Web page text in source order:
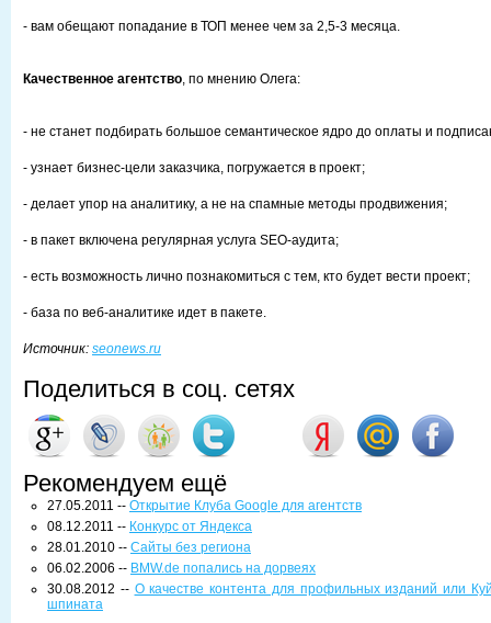
- вам обещают попадание в ТОП менее чем за 2,5-3 месяца.
Качественное агентство, по мнению Олега:
- не станет подбирать большое семантическое ядро до оплаты и
- узнает бизнес-цели заказчика, погружается в проект;
- делает упор на аналитику, а не на спамные методы продвижения;
- в пакет включена регулярная услуга SEO-аудита;
- есть возможность лично познакомиться с тем, кто будет вести проект;
- база по веб-аналитике идет в пакете.
Источник: seonews.ru
Поделиться в соц. сетях
Рекомендуем ещё
27.05.2011 -- Открытие Клуба Google для агентств
08.12.2011 -- Конкурс от Яндекса
28.01.2010 -- Сайты без региона
06.02.2006 -- BMW.de попались на дорвеях
30.08.2012 -- О качестве контента для профильных изданий или
шпината